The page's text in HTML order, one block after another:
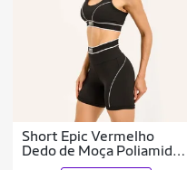
Short Epic Vermelho
Dedo de Moça Poliamida
Donna Carioca